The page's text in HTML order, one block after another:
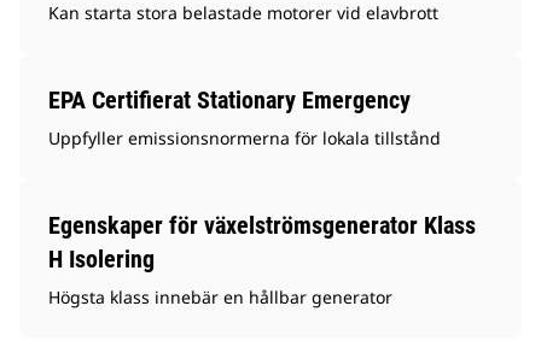
Kan starta stora belastade motorer vid elavbrott
EPA Certifierat Stationary Emergency
Uppfyller emissionsnormerna för lokala tillstånd
Egenskaper för växelströmsgenerator Klass
H Isolering
Högsta klass innebär en hållbar generator